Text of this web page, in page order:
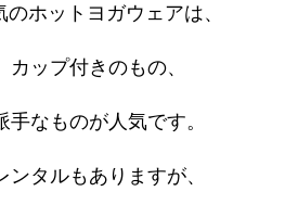
ホットヨガウェアは、
ップ付きのもの、
なものが人気です。
タルもありますが、